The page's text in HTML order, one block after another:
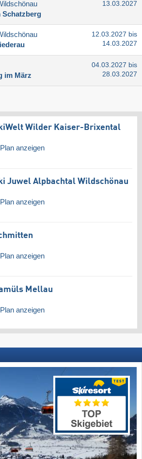
Schatzberg
13.03.2027
12.03.2027 bis
14.03.2027
im März
04.03.2027 bis
28.03.2027
Wilder Kaiser-Brixental
anzeigen
Juwel Alpbachtal Wildschönau
anzeigen
anzeigen
Mellau
anzeigen